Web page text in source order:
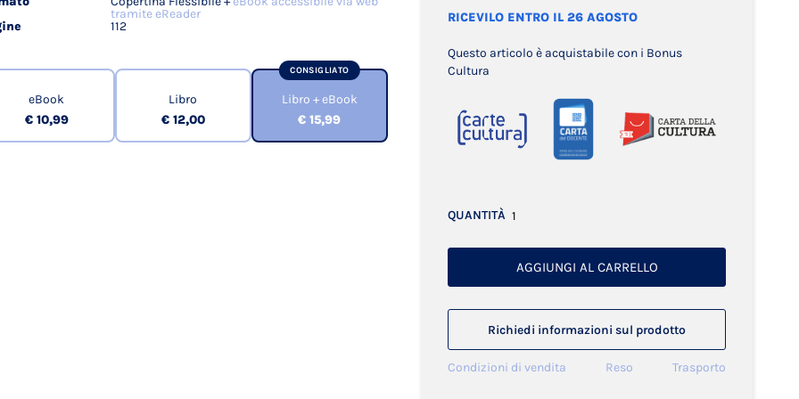
RICEVILO ENTRO IL 26 AGOSTO
Questo articolo è acquistabile con i Bonus
Cultura
QUANTITÀ
AGGIUNGI AL CARRELLO
Richiedi informazioni sul prodotto
Condizioni di vendita Reso Trasporto
tramite eReader
112
eBook
€ 10,99
Libro
€ 12,00
CONSIGLIATO
Libro + eBook
€ 15,99